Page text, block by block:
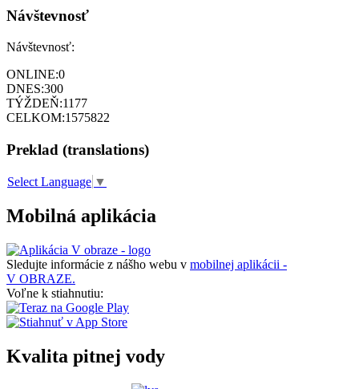
Návštevnosť
Návštevnosť:
ONLINE:0
DNES:300
TÝŽDEŇ:1177
CELKOM:1575822
Preklad (translations)
Select Language ▼
Mobilná aplikácia
Sledujte informácie z nášho webu v mobilnej aplikácii -
V OBRAZE.
Voľne k stiahnutiu:
Kvalita pitnej vody